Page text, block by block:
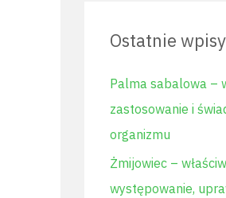
a
d
l
a
:
Ostatnie wpisy
Palma sabalowa –
zastosowanie i
organizmu
Żmijowiec –
występowanie,